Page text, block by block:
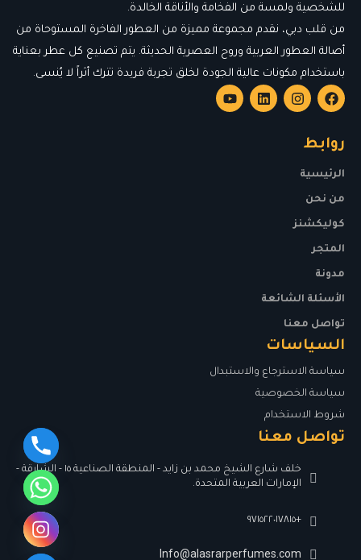
للشخصية ولمسة من الفخامة والأناقة الخالدة.
من قلب دبي، نقدم مجموعة مميزة من العطور الفاخرة المستوحاة من
أصالة العطور العربية وروح العصرية الحديثة. يتم تصنيع كل عطر بعناية
باستخدام مكونات عالية الجودة لخلق تجربة فريدة تترك أثراً لا يُنسى.
روابط
الرئيسية
من نحن
كوليكشنز
المتجر
مدونة
الأسئلة الشائعة
تواصل معنا
السياسات
سياسة الاسترجاع والاستبدال
سياسة الخصوصية
شروط الاستخدام
تواصل معنا
خلف شارع الشيخ محمد بن زايد - المنطقة الصناعية ١٥ - الشارقة -
الإمارات العربية المتحدة.
+٩٧١٥٢٢٠١٧٨١٥
Info@alasrarperfumes.com